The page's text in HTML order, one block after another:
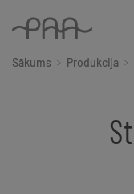
Sākums Produkcija